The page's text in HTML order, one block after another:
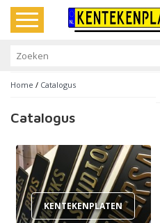
Toggle
navigation
Home / Catalogus
Catalogus
KENTEKENPLATEN